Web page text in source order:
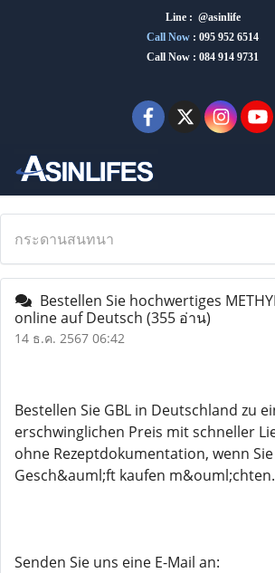
Line : @asinlife
Call Now : 095 952 6514
Call Now : 084 914 9731
กระดานสนทนา
Bestellen Sie hochwertiges
online auf Deutsch (355 อ่าน)
14 ธ.ค. 2567 06:42
Bestellen Sie GBL in Deutschland zu
erschwinglichen Preis mit schneller
ohne Rezeptdokumentation, wenn
Gesch&auml;ft kaufen m&ouml;chten.
Senden Sie uns eine E-Mail an: